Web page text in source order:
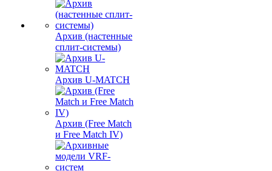
Архив (настенные
сплит-системы)
Архив U-MATCH
Архив (Free Match
и Free Match IV)